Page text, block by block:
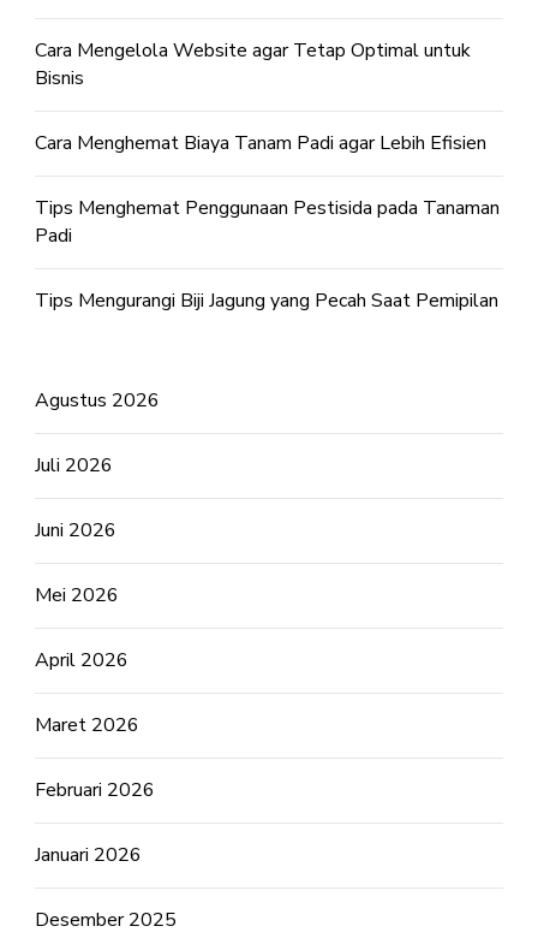
Cara Mengelola Website agar Tetap Optimal untuk
Bisnis
Cara Menghemat Biaya Tanam Padi agar Lebih Efisien
Tips Menghemat Penggunaan Pestisida pada Tanaman
Padi
Tips Mengurangi Biji Jagung yang Pecah Saat Pemipilan
Agustus 2026
Juli 2026
Juni 2026
Mei 2026
April 2026
Maret 2026
Februari 2026
Januari 2026
Desember 2025